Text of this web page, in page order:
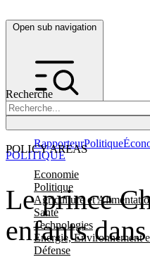
Open sub navigation
Recherche
POLICY AREAS
Economie
Politique
Agriculture et
Santé
Technologies
Energie, Environnement
Défense
RapporteurPolitique
Le prince
enfants
POLITIQUE